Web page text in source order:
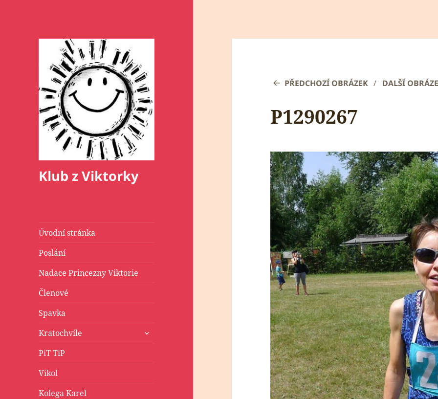
Klub z Viktorky
Úvodní stránka
Poslání
Nadace Princezny Viktorie
Členové
Spavka
Kratochvíle
zobrazit
PiT TiP
Vikol
Kolega Karel
PŘEDCHOZÍ OBRÁZEK DALŠÍ
P1290267